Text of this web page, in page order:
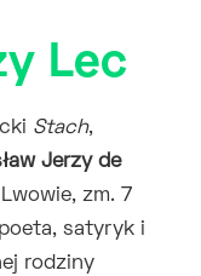
Lec
Stach,
Jerzy de
zm. 7
satyryk i
rodziny